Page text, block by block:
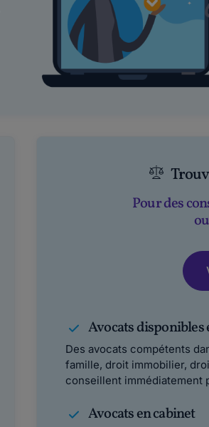
Pour des
Avocats disponibles
Des avocats compétents
famille, droit immobilier,
conseillent immédiatement
Avocats en cabinet